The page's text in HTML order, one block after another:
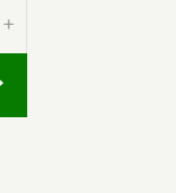
+